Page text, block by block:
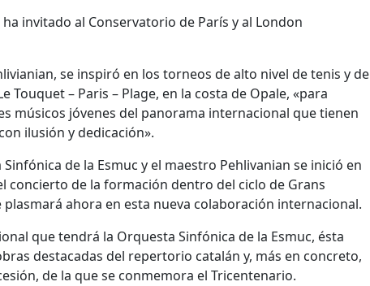
invitado al Conservatorio de París y al London
se inspiró en los torneos de alto nivel de tenis y de
– Paris – Plage, en la costa de Opale, «para
músicos jóvenes del panorama internacional que tienen
ilusión y dedicación».
de la Esmuc y el maestro Pehlivanian se inició en
concierto de la formación dentro del ciclo de Grans
ahora en esta nueva colaboración internacional.
que tendrá la Orquesta Sinfónica de la Esmuc, ésta
destacadas del repertorio catalán y, más en concreto,
de la que se conmemora el Tricentenario.